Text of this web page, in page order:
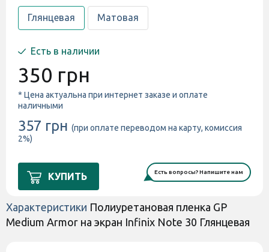
Глянцевая Матовая
Есть в наличии
350 грн
* Цена актуальна при интернет заказе и оплате
наличными
357 грн (при оплате переводом на карту, комиссия
2%)
КУПИТЬ Есть вопросы? Напишите нам
Характеристики Полиуретановая пленка GP
Medium Armor на экран Infinix Note 30 Глянцевая